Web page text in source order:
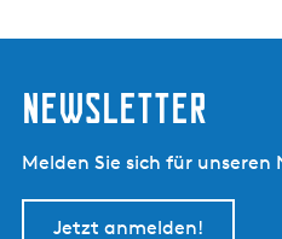
k
m
Newsletter
Melden Sie sich für unseren
Jetzt anmelden!